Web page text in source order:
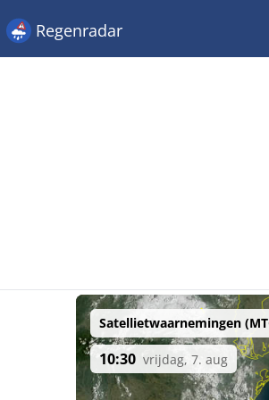
Regenradar
Satellietwaarnemingen
10:30 vrijdag, 7. aug